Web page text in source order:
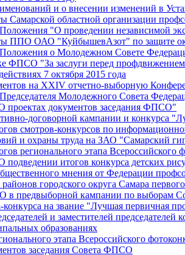
и о внесении изменений в
Самарской областной организации
"О проведении независимой
ППО ОАО "КуйбышевАзот" по защите
о Молодежном Совете
ФПСО "За заслуги перед
7 октября 2015 года
на XXIV отчетно-выборную
Молодежного Совета
проектах документов заседания ФПСО"
договорной кампании и конкурса
смотров-конкурсов по
и охраны труда на ЗАО "Самарский
регионального этапа
подведении итогов конкурса детских
мнения от Федерации
городского округа Самара
предвыборной кампании по выборам
конкурса на звание "Лучшая первичная
и заместителей
образованиях
этапа Всероссийского
заседания Совета ФПСО